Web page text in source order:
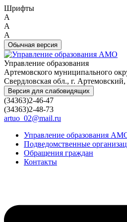
Шрифты
A
A
A
Обычная версия
Управление образования
Артемовского муниципального
Свердловская обл., г.
Версия для слабовидящих
(34363)2-46-47
(34363)2-48-73
artuo_02@mail.ru
Управление образования
Подведомственные
Обращения граждан
Контакты